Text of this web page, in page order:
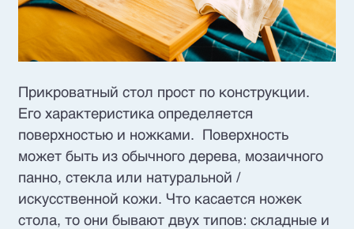
Прикроватный стол прост по конструкции.
Его характеристика определяется
поверхностью и ножками. Поверхность
может быть из обычного дерева, мозаичного
панно, стекла или натуральной /
искусственной кожи. Что касается ножек
стола, то они бывают двух типов: складные и